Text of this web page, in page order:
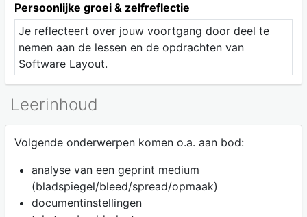
Persoonlijke groei & zelfreflectie
Je reflecteert over jouw voortgang door deel te
nemen aan de lessen en de opdrachten van
Software Layout.
Leerinhoud
Volgende onderwerpen komen o.a. aan bod:
analyse van een geprint medium
(bladspiegel/bleed/spread/opmaak)
documentinstellingen